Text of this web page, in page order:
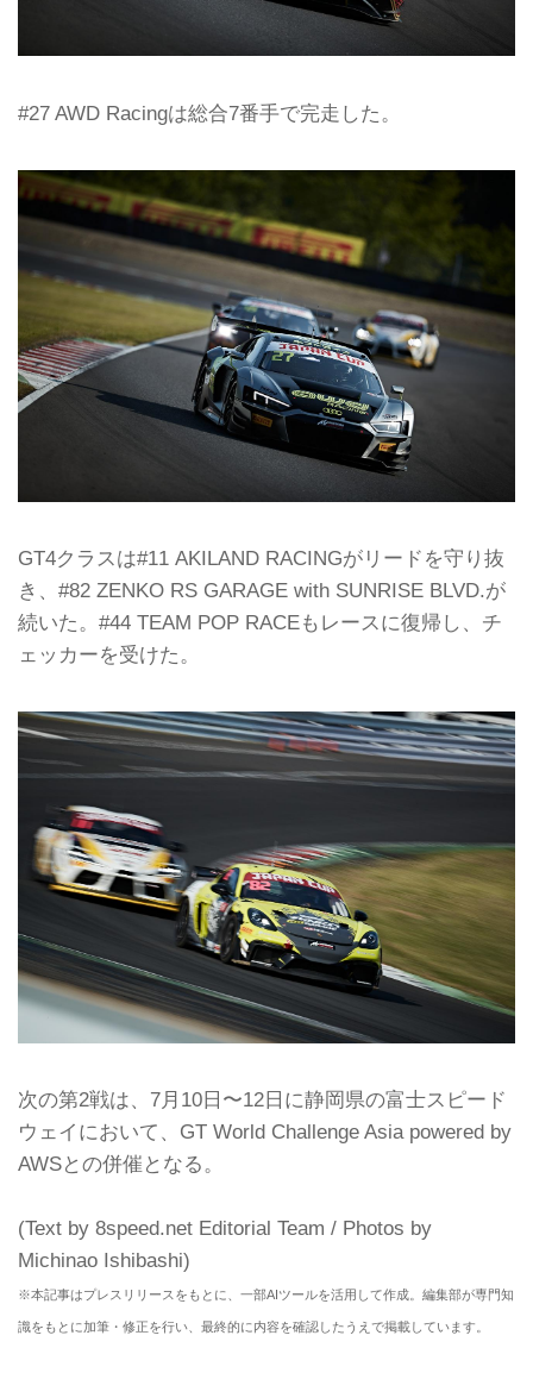
#27 AWD Racingは総合7番手で完走した。
GT4クラスは#11 AKILAND RACINGがリードを守り抜
き、#82 ZENKO RS GARAGE with SUNRISE BLVD.が
続いた。#44 TEAM POP RACEもレースに復帰し、チ
ェッカーを受けた。
次の第2戦は、7月10日〜12日に静岡県の富士スピード
ウェイにおいて、GT World Challenge Asia powered by
AWSとの併催となる。
(Text by 8speed.net Editorial Team / Photos by
Michinao Ishibashi)
※本記事はプレスリリースをもとに、一部AIツールを活用して作成。編集部が専門知
識をもとに加筆・修正を行い、最終的に内容を確認したうえで掲載しています。